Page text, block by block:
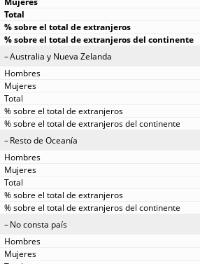
Australia y Nueva Zelanda
Resto de Oceanía
No consta país